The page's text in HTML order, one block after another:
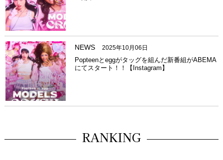
NEWS 2025年10月06日
Popteenとeggがタッグを組んだ新番組がABEMA
にてスタート！！【Instagram】
RANKING